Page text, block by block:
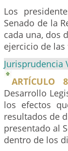
Los
Senado de la
cada una, dos
ejercicio de
Jurisprudencia
ARTÍCULO
Desarrollo
los efectos
resultados de
presentado al
dentro de los